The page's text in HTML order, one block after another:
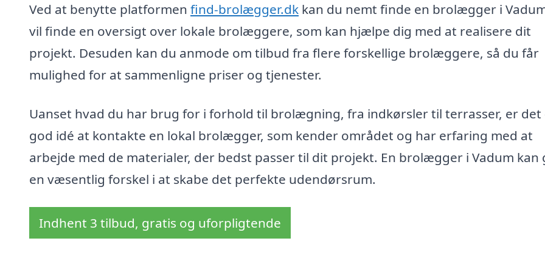
Ved at benytte platformen find-brolægger.dk kan du nemt finde en brolægger i
vil finde en oversigt over lokale brolæggere, som kan hjælpe dig med at realisere dit
projekt. Desuden kan du anmode om tilbud fra flere forskellige brolæggere, så du får
mulighed for at sammenligne priser og tjenester.
Uanset hvad du har brug for i forhold til brolægning, fra indkørsler til terrasser, er det
god idé at kontakte en lokal brolægger, som kender området og har erfaring med at
arbejde med de materialer, der bedst passer til dit projekt. En brolægger i Vadum kan
en væsentlig forskel i at skabe det perfekte udendørsrum.
Indhent 3 tilbud, gratis og uforpligtende